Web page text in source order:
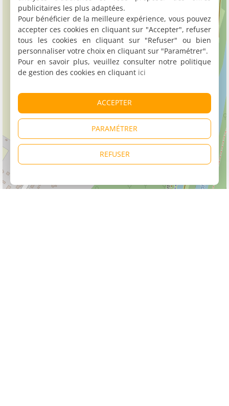
publicitaires les plus adaptées.
Pour bénéficier de la meilleure expérience, vous pouvez
accepter ces cookies en cliquant sur "Accepter", refuser
tous les cookies en cliquant sur "Refuser" ou bien
personnaliser votre choix en cliquant sur "Paramétrer".
Pour en savoir plus, veuillez consulter notre politique
de gestion des cookies en cliquant ici
ACCEPTER
PARAMÉTRER
REFUSER